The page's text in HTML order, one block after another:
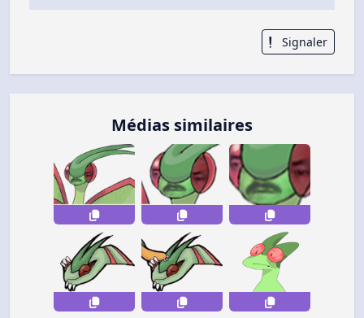
Signaler
Médias similaires